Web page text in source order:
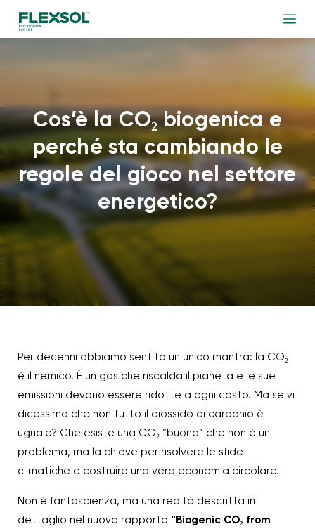
Cos’è la CO₂ biogenica e
perché sta cambiando le
regole del gioco nel settore
energetico?
Per decenni abbiamo sentito un unico mantra: la CO₂
è il nemico. È un gas che riscalda il pianeta e le sue
emissioni devono essere ridotte a ogni costo. Ma se vi
dicessimo che non tutto il diossido di carbonio è
uguale? Che esiste una CO₂ “buona” che non è un
problema, ma la chiave per risolvere le sfide
climatiche e costruire una vera economia circolare.
Non è fantascienza, ma una realtà descritta in
dettaglio nel nuovo rapporto “Biogenic CO₂ from